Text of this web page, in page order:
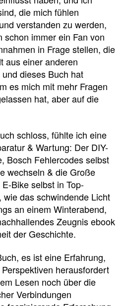
die mich fühlen
verstanden zu werden,
schon immer ein Fan von
in Frage stellen, die
aus einer anderen
dieses Buch hat
es mich mit mehr Fragen
hat, aber auf die
schloss, fühlte ich eine
& Wartung: Der DIY-
Bosch Fehlercodes selbst
wechseln & die Große
Bike selbst in Top-
das schwindende Licht
an einem Winterabend,
Zeugnis ebook
der Geschichte.
es ist eine Erfahrung,
herausfordert
Lesen noch über die
Verbindungen